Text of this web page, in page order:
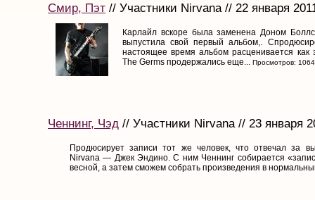
Смир, Пэт // Участники Nirvana // 22 января
Карлайл вскоре была заменена Доном
выпустила свой первый альбом,.
настоящее время альбом расценивается как
The Germs продержались еще... Просмотров:
Ченнинг, Чэд // Участники Nirvana // 23 января
Продюсирует записи тот же человек, что отвечал за
Nirvana — Джек Эндино. С ним Ченнинг собирается
весной, а затем сможем собрать произведения в